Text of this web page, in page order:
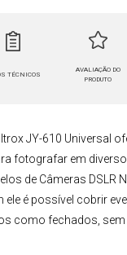
TÉCNICOS
AVALIAÇÃO DO
PRODUTO
JY-610 Universal
fotografar em
de Câmeras DSLR
ele é possível cobrir
como fechados,